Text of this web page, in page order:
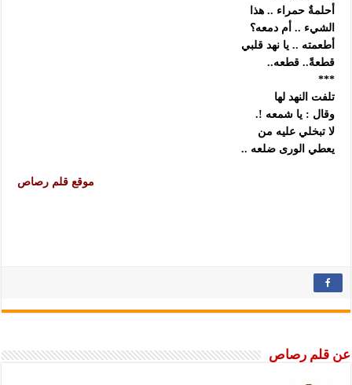
أحلمةٌ حمراء .. هذا
الشيء .. أم دمعه؟
أطعمته .. يا نهد قلبي
قطعةً.. قطعه..
***
تلفت النهد لها
وقال : يا شمعه !.
لا تبخلي عليه من
يعطي الورى ضلعه ..
موقع قلم رصاص
عن قلم رصاص